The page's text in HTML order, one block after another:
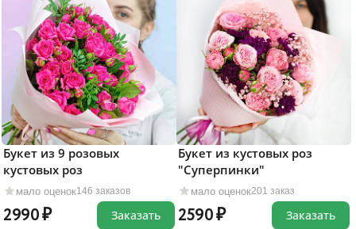
мало оценок146 заказов
Букет из 9 розовых
кустовых роз
2990 Заказать
мало оценок201 заказ
Букет из кустовых роз
"Суперпинки"
2590 Заказать